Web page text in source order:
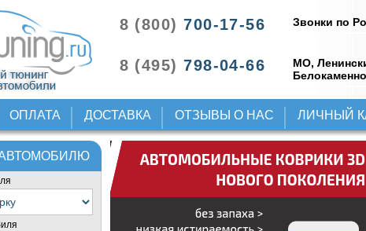
8 (800) 700-17-56
8 (495) 798-04-66
Звонки по
МО,
ОПЛАТА ДОСТАВКА ОТЗЫВЫ О НАС ЛИЧНЫЙ